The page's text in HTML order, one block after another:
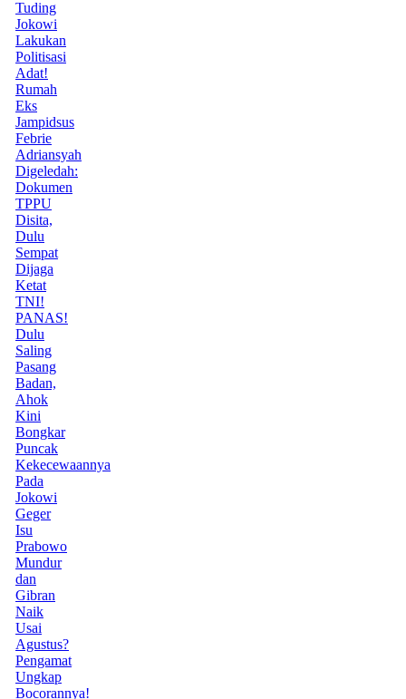
Tuding
Jokowi
Lakukan
Politisasi
Adat!
Rumah
Eks
Jampidsus
Febrie
Adriansyah
Digeledah:
Dokumen
TPPU
Disita,
Dulu
Sempat
Dijaga
Ketat
TNI!
PANAS!
Dulu
Saling
Pasang
Badan,
Ahok
Kini
Bongkar
Puncak
Kekecewaannya
Pada
Jokowi
Geger
Isu
Prabowo
Mundur
dan
Gibran
Naik
Usai
Agustus?
Pengamat
Ungkap
Bocorannya!